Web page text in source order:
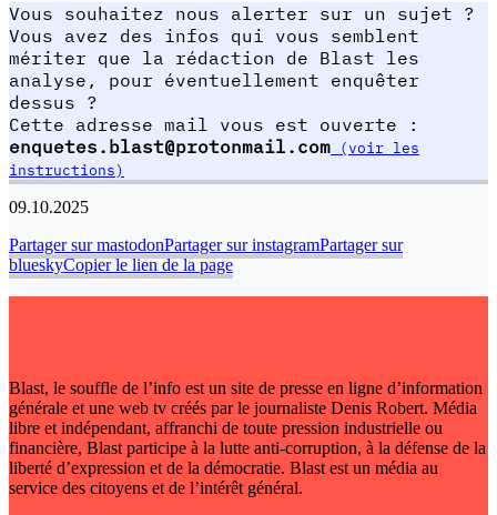
Vous souhaitez nous alerter sur un sujet ?
Vous avez des infos qui vous semblent
mériter que la rédaction de Blast les
analyse, pour éventuellement enquêter
dessus ?
Cette adresse mail vous est ouverte :
enquetes.blast@protonmail.com (voir les
instructions)
09.10.2025
Partager sur mastodonPartager sur instagramPartager sur
blueskyCopier le lien de la page
Blast, le souffle de l’info est un site de presse en ligne d’information
générale et une web tv créés par le journaliste Denis Robert. Média
libre et indépendant, affranchi de toute pression industrielle ou
financière, Blast participe à la lutte anti-corruption, à la défense de la
liberté d’expression et de la démocratie. Blast est un média au
service des citoyens et de l’intérêt général.